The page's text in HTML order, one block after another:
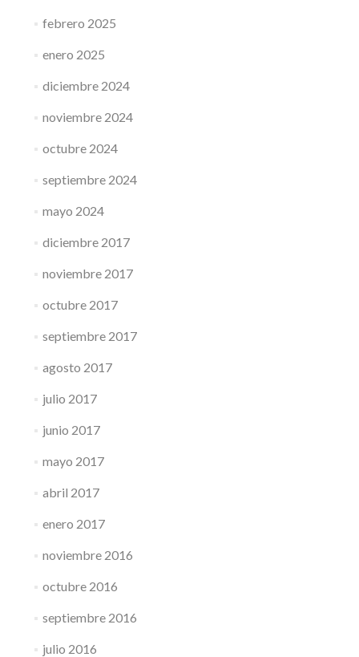
febrero 2025
enero 2025
diciembre 2024
noviembre 2024
octubre 2024
septiembre 2024
mayo 2024
diciembre 2017
noviembre 2017
octubre 2017
septiembre 2017
agosto 2017
julio 2017
junio 2017
mayo 2017
abril 2017
enero 2017
noviembre 2016
octubre 2016
septiembre 2016
julio 2016